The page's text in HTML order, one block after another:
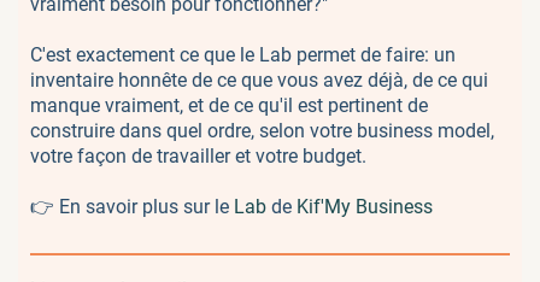
vraiment besoin pour fonctionner?"
C'est exactement ce que le Lab permet de faire: un
inventaire honnête de ce que vous avez déjà, de ce qui
manque vraiment, et de ce qu'il est pertinent de
construire dans quel ordre, selon votre business model,
votre façon de travailler et votre budget.
👉 En savoir plus sur le Lab de Kif'My Business